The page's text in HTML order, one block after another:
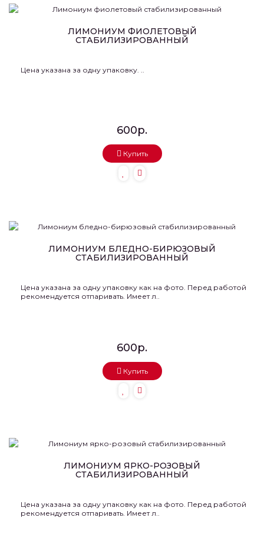
ЛИМОНИУМ ФИОЛЕТОВЫЙ
СТАБИЛИЗИРОВАННЫЙ
Цена указана за одну упаковку. ..
600р.
Купить
ЛИМОНИУМ БЛЕДНО-БИРЮЗОВЫЙ
СТАБИЛИЗИРОВАННЫЙ
Цена указана за одну упаковку как на фото. Перед работой
рекомендуется отпаривать. Имеет л..
600р.
Купить
ЛИМОНИУМ ЯРКО-РОЗОВЫЙ
СТАБИЛИЗИРОВАННЫЙ
Цена указана за одну упаковку как на фото. Перед работой
рекомендуется отпаривать. Имеет л..